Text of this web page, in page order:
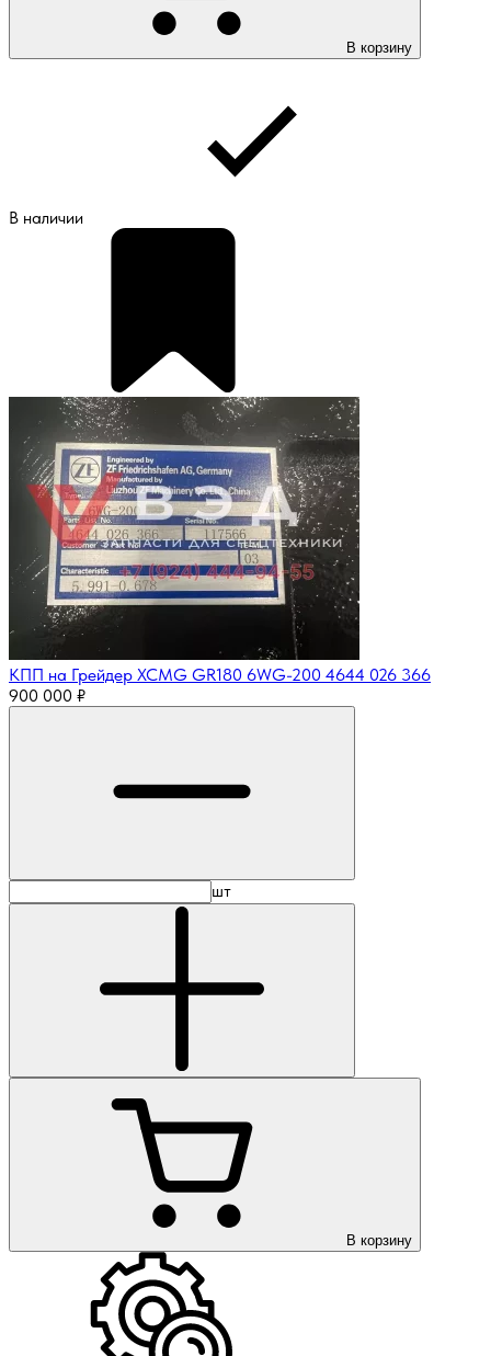
В корзину
В наличии
КПП на Грейдер XCMG GR180 6WG-200 4644 026 366
900 000 ₽
шт
В корзину